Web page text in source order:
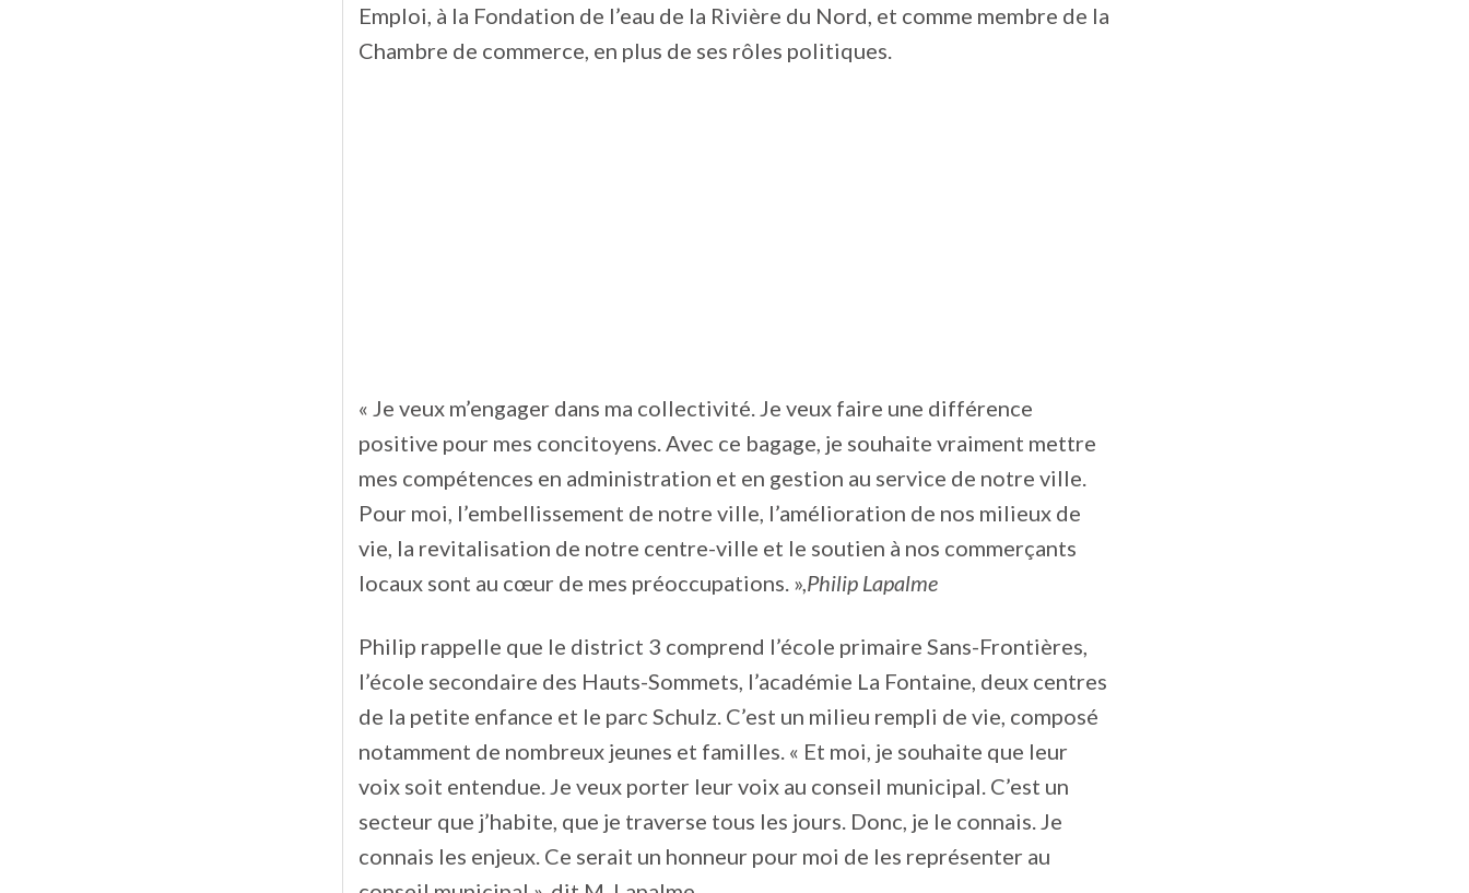
Emploi, à la Fondation de l’eau de la Rivière du Nord, et comme membre de la
Chambre de commerce, en plus de ses rôles politiques.
« Je veux m’engager dans ma collectivité. Je veux faire une différence
positive pour mes concitoyens. Avec ce bagage, je souhaite vraiment mettre
mes compétences en administration et en gestion au service de notre ville.
Pour moi, l’embellissement de notre ville, l’amélioration de nos milieux de
vie, la revitalisation de notre centre-ville et le soutien à nos commerçants
locaux sont au cœur de mes préoccupations. »,Philip Lapalme
Philip rappelle que le district 3 comprend l’école primaire Sans-Frontières,
l’école secondaire des Hauts-Sommets, l’académie La Fontaine, deux centres
de la petite enfance et le parc Schulz. C’est un milieu rempli de vie, composé
notamment de nombreux jeunes et familles. « Et moi, je souhaite que leur
voix soit entendue. Je veux porter leur voix au conseil municipal. C’est un
secteur que j’habite, que je traverse tous les jours. Donc, je le connais. Je
connais les enjeux. Ce serait un honneur pour moi de les représenter au